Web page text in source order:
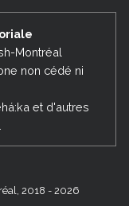
Montréal
non cédé ni
et d'autres
2018 - 2026